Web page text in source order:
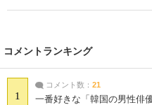
コメントランキング
1
コメント数： 21
一番好きな「韓国の男性俳